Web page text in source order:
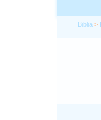
Biblia >